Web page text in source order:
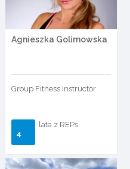
Agnieszka Golimowska
Group Fitness Instructor
4
lata z REPs